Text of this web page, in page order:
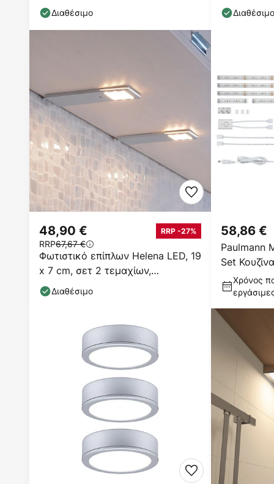
Διαθέσιμο Διαθέσιμο
Φωτιστικό επίπλων Helena LED, 19
x 7 cm, σετ 2 τεμαχίων,
αισθητήρας, μέταλλο
48,90 € RRP -27%
RRP67,67 €
Διαθέσιμο
Paulmann
Set
58,86 €
Χρόνος